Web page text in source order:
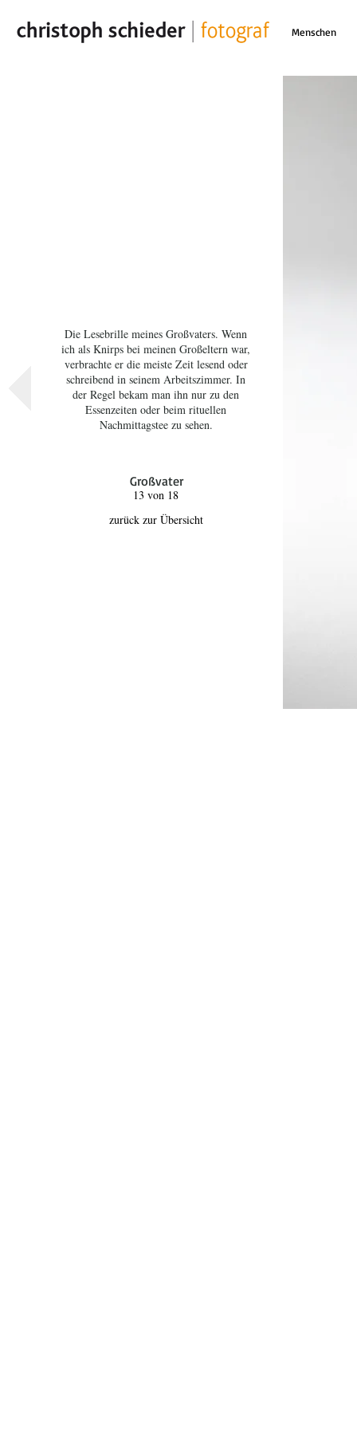
Menschen
Die Lesebrille meines Großvaters. Wenn
ich als Knirps bei meinen Großeltern war,
verbrachte er die meiste Zeit lesend oder
schreibend in seinem Arbeitszimmer. In
der Regel bekam man ihn nur zu den
Essenzeiten oder beim rituellen
Nachmittagstee zu sehen.
13 von 18
Großvater
zurück zur Übersicht